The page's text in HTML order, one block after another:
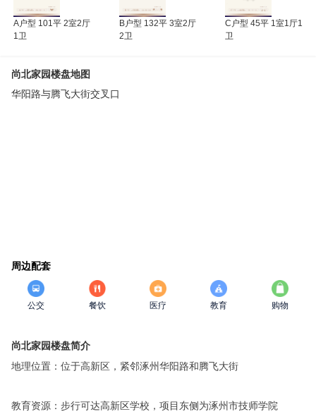
A户型 101平 2室2厅
1卫
B户型 132平 3室2厅
2卫
C户型 45平 1室1厅1
卫
尚北家园楼盘地图
华阳路与腾飞大街交叉口
周边配套
公交 餐饮 医疗 教育 购物
尚北家园楼盘简介
地理位置：位于高新区，紧邻涿州华阳路和腾飞大街
教育资源：步行可达高新区学校，项目东侧为涿州市技师学院